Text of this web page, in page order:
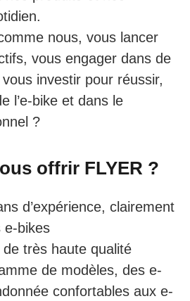
nous, vous lancer
vous engager dans de
investir pour réussir,
l’e-bike et dans le
?
offrir FLYER ?
d’expérience, clairement
e-bikes
très haute qualité
de modèles, des e-
confortables aux e-